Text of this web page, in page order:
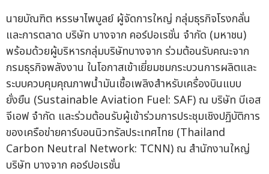
นายบัณฑิต หรรษาไพบูลย์ ผู้จัดการใหญ่ กลุ่มธุรกิจโรงกลั่น
และการตลาด บริษัท บางจาก คอร์ปอเรชั่น จำกัด (มหาชน)
พร้อมด้วยผู้บริหารกลุ่มบริษัทบางจาก ร่วมต้อนรับคณะจาก
กรมธุรกิจพลังงาน ในโอกาสเข้าเยี่ยมชมกระบวนการผลิตและ
ระบบควบคุมคุณภาพน้ำมันเชื้อเพลิงสำหรับเครื่องบินแบบ
ยั่งยืน (Sustainable Aviation Fuel: SAF) ณ บริษัท บีเอส
จีเอฟ จำกัด และร่วมต้อนรับผู้เข้าร่วมการประชุมเชิงปฏิบัติการ
ของเครือข่ายคาร์บอนนิวทรัลประเทศไทย (Thailand
Carbon Neutral Network: TCNN) ณ สำนักงานใหญ่
บริษัท บางจาก คอร์ปอเรชั่น